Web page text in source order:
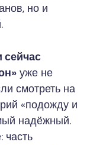
но и
сейчас
уже не
смотреть на
«подожду и
надёжный.
часть